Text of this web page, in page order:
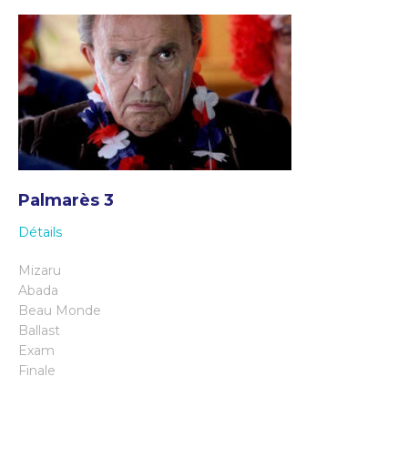
Palmarès 3
Détails
Mizaru
Abada
Beau Monde
Ballast
Exam
Finale